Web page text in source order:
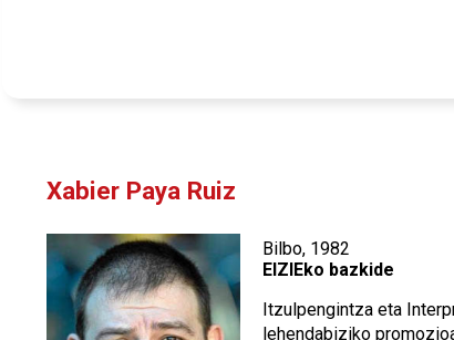
Xabier Paya Ruiz
Bilbo, 1982
EIZIEko bazkide
Itzulpengintza eta
lehendabiziko